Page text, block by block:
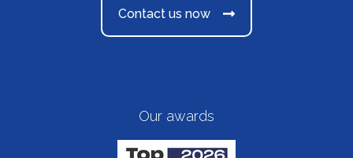
Contact us now
Our awards